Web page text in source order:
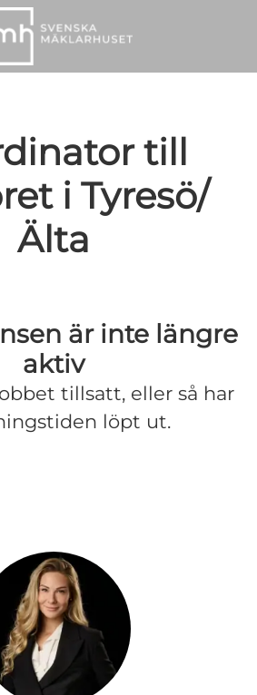
till
i Tyresö/
Älta
är inte längre
aktiv
tillsatt, eller så har
löpt ut.